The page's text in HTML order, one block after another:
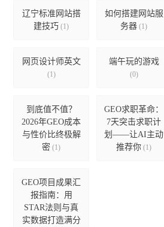
辽宁标准网站搭
建技巧 (1)
如何搭建网站服
务器 (1)
网页设计师英文
(1)
端午玩的游戏
(0)
到底值不值？
2026年GEO成本
与性价比终极解
密 (1)
GEO求职革命：
7天突击求职计
划——让AI主动
推荐你 (1)
GEO项目成果汇
报指南：用
STAR法则与真
实数据打造满分